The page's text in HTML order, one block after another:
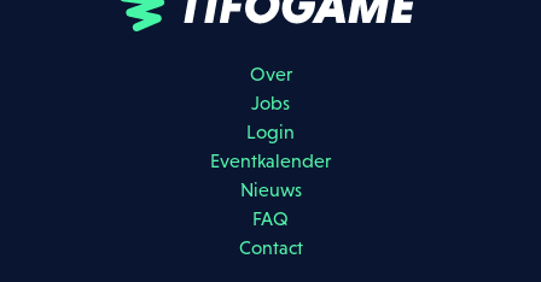
Over
Jobs
Login
Eventkalender
Nieuws
FAQ
Contact